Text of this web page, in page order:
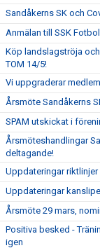
Sandåkerns SK och
Anmälan till SSK
Köp landslagströja och
TOM 14/5!
Vi uppgraderar
Årsmöte Sandåkerns
SPAM utskickat i
Årsmöteshandlingar
deltagande!
Uppdateringar
Uppdateringar
Årsmöte 29 mars,
Positiva besked -
igen